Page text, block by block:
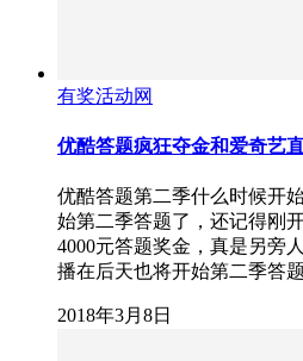
有奖活动网
优酷答题疯狂夺金和爱奇艺
优酷答题第二季什么时候开
始第二季答题了，还记得刚
4000元答题奖金，真是另旁
播在后天也将开始第二季答
2018年3月8日